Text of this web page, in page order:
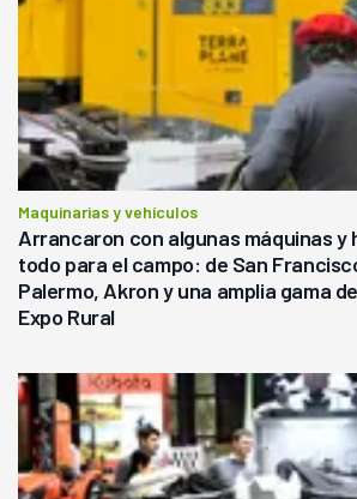
Maquinarias y vehículos
Arrancaron con algunas máquinas y
todo para el campo: de San
Palermo, Akron y una amplia gama
Expo Rural